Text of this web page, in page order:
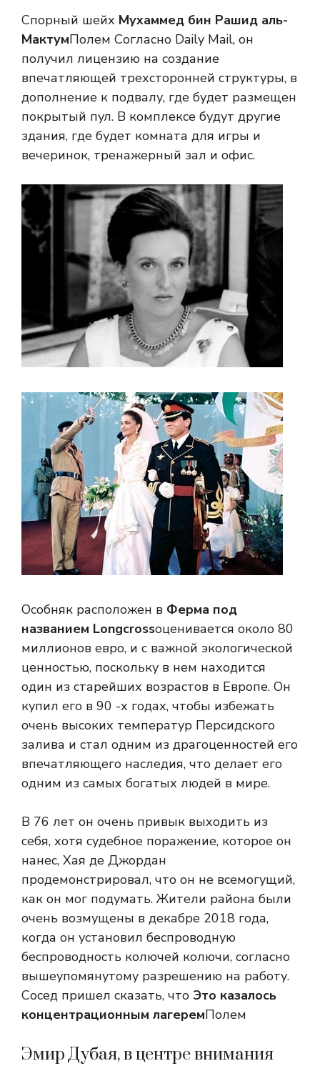
Спорный шейх Мухаммед бин Рашид аль-
МактумПолем Согласно Daily Mail, он
получил лицензию на создание
впечатляющей трехсторонней структуры, в
дополнение к подвалу, где будет размещен
покрытый пул. В комплексе будут другие
здания, где будет комната для игры и
вечеринок, тренажерный зал и офис.
Особняк расположен в Ферма под
названием Longcrossоценивается около 80
миллионов евро, и с важной экологической
ценностью, поскольку в нем находится
один из старейших возрастов в Европе. Он
купил его в 90 -х годах, чтобы избежать
очень высоких температур Персидского
залива и стал одним из драгоценностей его
впечатляющего наследия, что делает его
одним из самых богатых людей в мире.
В 76 лет он очень привык выходить из
себя, хотя судебное поражение, которое он
нанес, Хая де Джордан
продемонстрировал, что он не всемогущий,
как он мог подумать. Жители района были
очень возмущены в декабре 2018 года,
когда он установил беспроводную
беспроводность колючей колючи, согласно
вышеупомянутому разрешению на работу.
Сосед пришел сказать, что Это казалось
концентрационным лагеремПолем
Эмир Дубая, в центре внимания